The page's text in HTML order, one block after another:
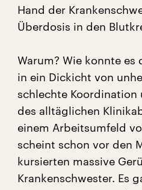
Hand der
Überdosis in den
Warum? Wie konnte
in ein Dickicht von
schlechte Koordination
des alltäglichen
einem Arbeitsumfeld
scheint schon vor den
kursierten massive
Krankenschwester. Es